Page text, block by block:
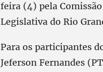
feira (4) pela
Legislativa do Rio
Para os participantes
Jeferson Fernandes